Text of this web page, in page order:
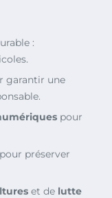
:
garantir une
pour
pour préserver
et de lutte